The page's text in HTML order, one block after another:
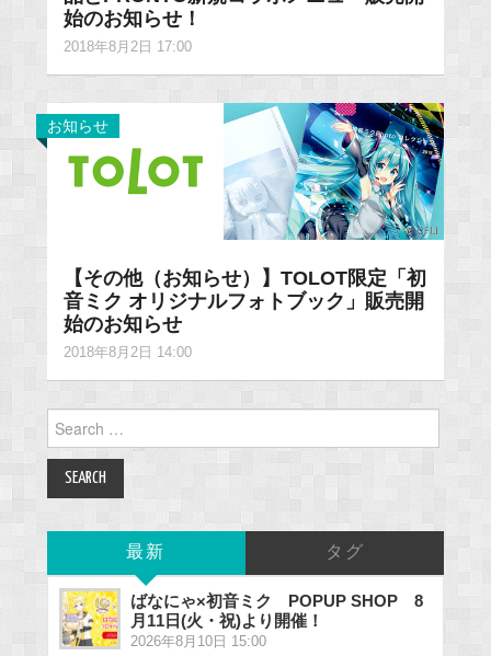
始のお知らせ！
2018年8月2日 17:00
お知らせ
【その他（お知らせ）】TOLOT限定「初
音ミク オリジナルフォトブック」販売開
始のお知らせ
2018年8月2日 14:00
for:
最新 タグ
ばなにゃ×初音ミク POPUP SHOP 8
月11日(火・祝)より開催！
2026年8月10日 15:00